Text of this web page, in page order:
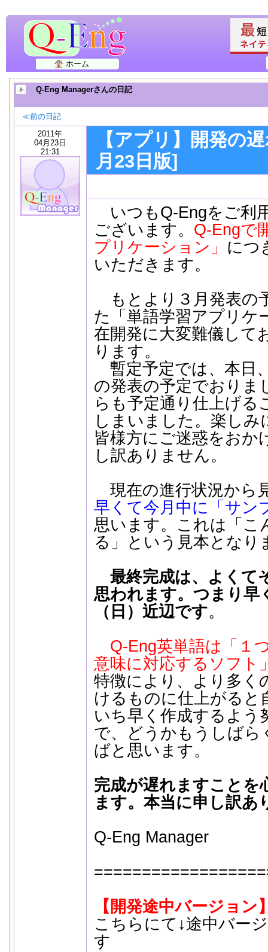
ホーム
Q-Eng Managerさんの日記
≪前の日記
2011年
04月23日
21:31
【アプリ】開発の
月23日版]
いつもQ-Engをご利
ございます。 Q-Engで
プリケーション」 につ
いただきます。
もとより３月発表の
た「単語学習アプリケ
在開発に大変難儀して
ります。
暫定予定では、本日
の発表の予定でおりま
らも予定通り仕上げる
しまいました。楽し
皆様方にご迷惑をおか
し訳ありません。
現在の進行状況から
早くて今月中に「サン
思います。これは「こ
る」という見本となり
最終完成は、よくて
思われます。つまり早
（日）近辺です。
Q-Eng英単語は「１
意味に対応するソフト
特徴により、より多く
けるものに仕上がると
いち早く作成するよう
で、どうかもうしばら
ばと思います。
完成が遅れますことを
ます。本当に申し訳あ
Q-Eng Manager
【開発途中バージョン
こちらにて↓途中バー
す